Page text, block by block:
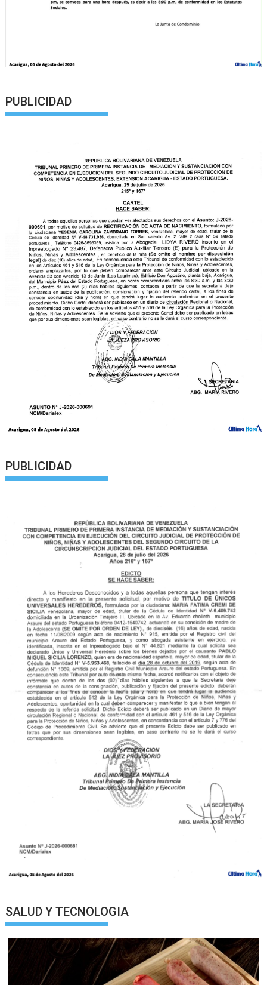
PUBLICIDAD
PUBLICIDAD
SALUD Y TECNOLOGIA